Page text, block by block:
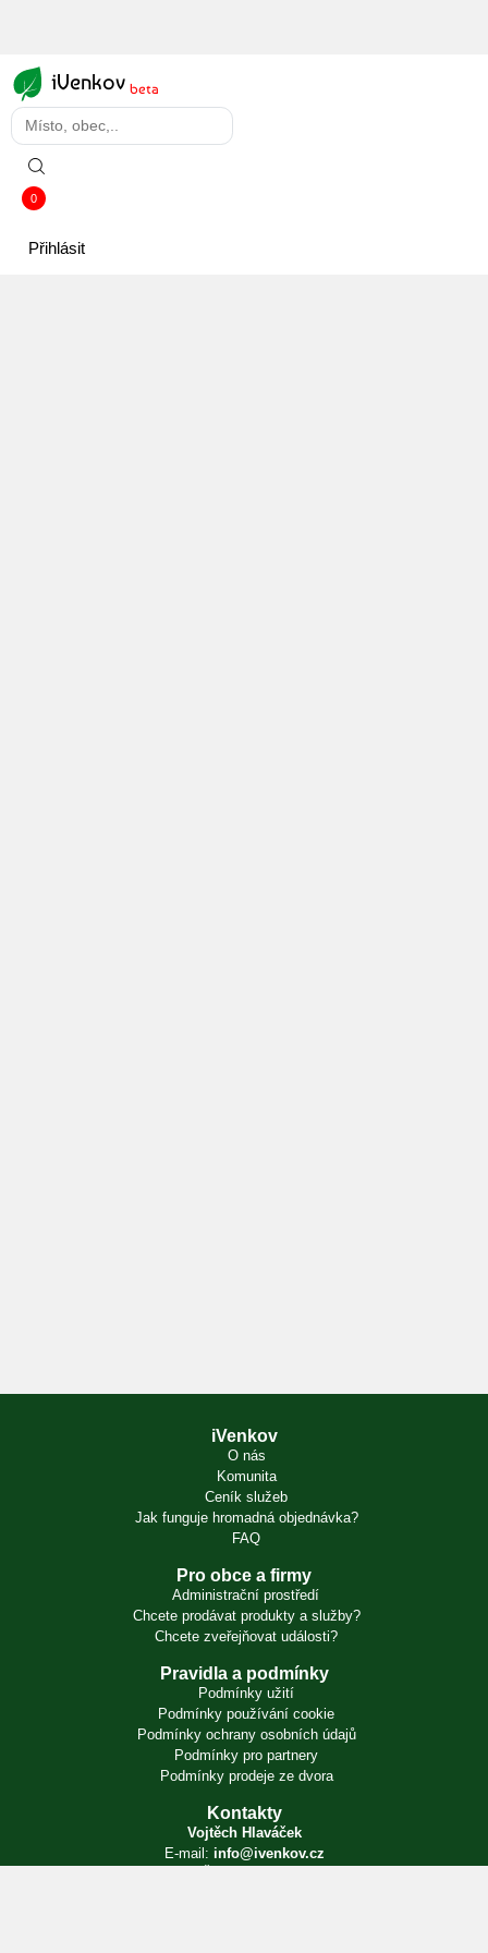
iVenkov beta
0
Přihlásit
iVenkov
O nás
Komunita
Ceník služeb
Jak funguje hromadná objednávka?
FAQ
Pro obce a firmy
Administrační prostředí
Chcete prodávat produkty a služby?
Chcete zveřejňovat události?
Pravidla a podmínky
Podmínky užití
Podmínky používání cookie
Podmínky ochrany osobních údajů
Podmínky pro partnery
Podmínky prodeje ze dvora
Kontakty
Vojtěch Hlaváček
E-mail: info@ivenkov.cz